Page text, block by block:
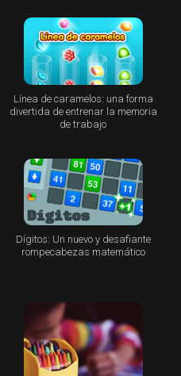
Línea de caramelos: una forma
divertida de entrenar la memoria
de trabajo
Dígitos: Un nuevo y desafiante
rompecabezas matemático